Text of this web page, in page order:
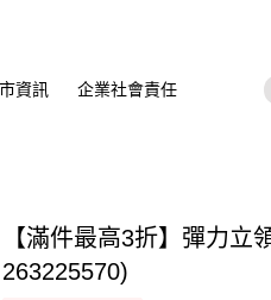
資訊 企業社會責任
【滿件最高3折】彈力立
263225570)